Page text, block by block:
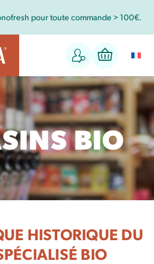
Kaoka dans votre magasin bio !
BIO
HISTORIQUE DU
BIO